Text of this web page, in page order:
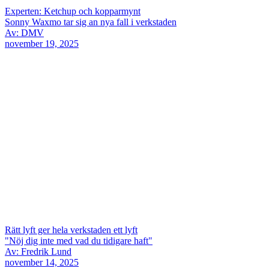
Experten: Ketchup och kopparmynt
Sonny Waxmo tar sig an nya fall i verkstaden
Av: DMV
november 19, 2025
Rätt lyft ger hela verkstaden ett lyft
"Nöj dig inte med vad du tidigare haft"
Av: Fredrik Lund
november 14, 2025